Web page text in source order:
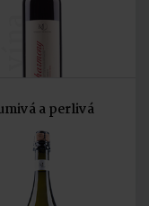
a perlivá